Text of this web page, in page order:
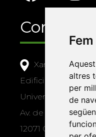
altres
per
de
Contacte
Xarxa Vives
Edifici Àgora
Universitat Jaume
Av. de Vicent Sos
12071 Castelló de